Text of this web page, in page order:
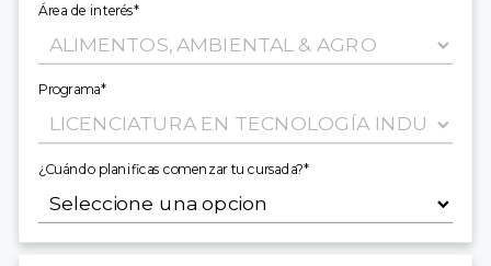
Área de interés*
Programa*
¿Cuándo planificas comenzar tu cursada?*